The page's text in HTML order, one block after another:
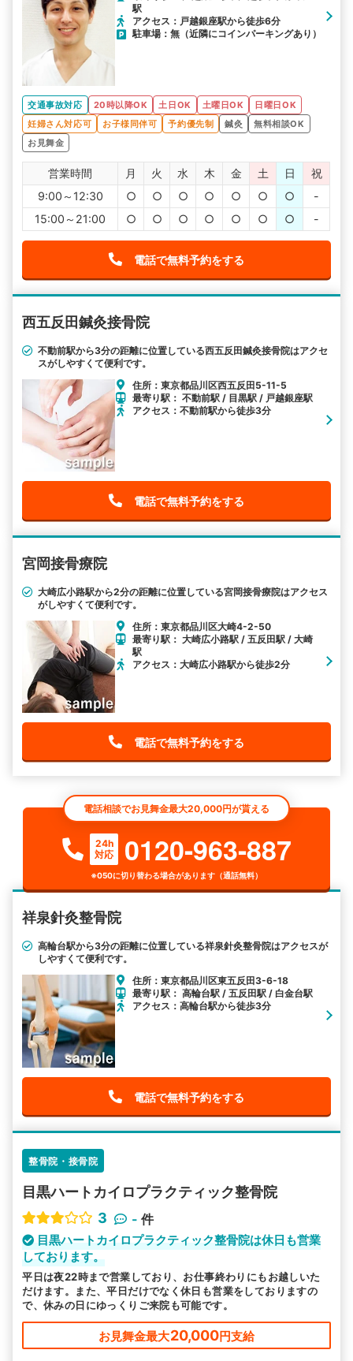
駅
アクセス：戸越銀座駅から徒歩6分
駐車場：無（近隣にコインパーキングあり）
交通事故対応 20時以降OK 土日OK 土曜日OK
日曜日OK
妊婦さん対応可
お子様同伴可 予約優先制 鍼灸
無料相談OK
お見舞金
営業時間 月 火 水 木 金 土 日
祝
9:00～12:30
○ ○ ○ ○ ○ ○ ○
-
15:00～21:00
○ ○ ○ ○ ○ ○ ○ -
電話で無料予約をする
西五反田鍼灸接骨院
不動前駅から3分の距離に位置している西五反田鍼灸接骨院はアクセ
スがしやすくて便利です。
住所：東京都品川区西五反田5-11-5
最寄り駅： 不動前駅 / 目黒駅 / 戸越銀座駅
アクセス：不動前駅から徒歩3分
電話で無料予約をする
宮岡接骨療院
大崎広小路駅から2分の距離に位置している宮岡接骨療院はアクセス
がしやすくて便利です。
住所：東京都品川区大崎4-2-50
最寄り駅： 大崎広小路駅 / 五反田駅 / 大崎
駅
アクセス：大崎広小路駅から徒歩2分
電話で無料予約をする
電話相談でお見舞金最大20,000円が貰える
24h
対応
0120-963-887
※050に切り替わる場合があります（通話無料）
祥泉針灸整骨院
高輪台駅から3分の距離に位置している祥泉針灸整骨院はアクセスが
しやすくて便利です。
住所：東京都品川区東五反田3-6-18
最寄り駅： 高輪台駅 / 五反田駅 / 白金台駅
アクセス：高輪台駅から徒歩3分
電話で無料予約をする
整骨院・接骨院
目黒ハートカイロプラクティック整骨院
3
- 件
目黒ハートカイロプラクティック整骨院は休日も営業
しております。
平日は夜22時まで営業しており、お仕事終わりにもお越しいた
だけます。また、平日だけでなく休日も営業をしておりますの
で、休みの日にゆっくりご来院も可能です。
お見舞金最大20,000円支給